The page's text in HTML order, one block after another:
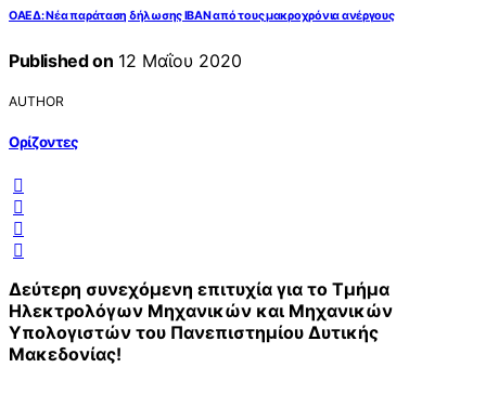
ΟΑΕΔ: Νέα παράταση δήλωσης IBAN από τους μακροχρόνια ανέργους
Published on 12 Μαΐου 2020
AUTHOR
Ορίζοντες
Δεύτερη συνεχόμενη επιτυχία για το Τμήμα
Ηλεκτρολόγων Μηχανικών και Μηχανικών
Υπολογιστών του Πανεπιστημίου Δυτικής
Μακεδονίας!